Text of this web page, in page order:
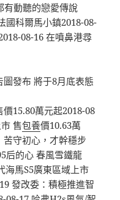
有動聽的戀愛傳說
國科爾馬小鎮2018-08-
08-16 在噴鼻港尋
圖發布 將于8月底表態
15.80萬元起2018-08
售包養價10.63萬
苦守初心，才幹穩步
后的心 春風雪鐵龍
海馬S5廣東區域上市
發改委：積極推進智